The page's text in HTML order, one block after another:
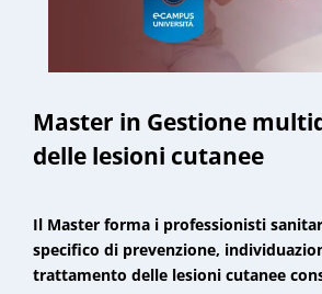
Master in Gestione
delle lesioni cutanee
Il Master forma i professionisti
specifico di prevenzione,
trattamento delle lesioni cutanee